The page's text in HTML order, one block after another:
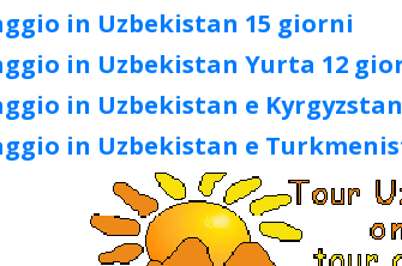
in Uzbekistan 15 giorni
in Uzbekistan Yurta 12
in Uzbekistan e
in Uzbekistan e